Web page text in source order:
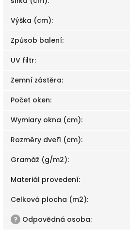
Výška (cm):
Způsob balení:
UV filtr:
Zemní zástěra:
Počet oken:
Wymiary okna (cm):
Rozměry dveří (cm):
Gramáž (g/m2):
Materiál provedení:
Celková plocha (m2):
? Odpovědná osoba: